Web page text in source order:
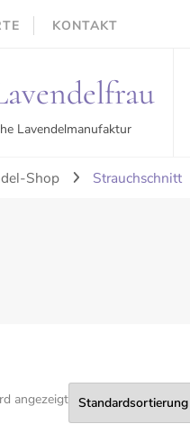
KONTAKT
Lavendelmanufaktur
Shop Strauchschnitt
angezeigt